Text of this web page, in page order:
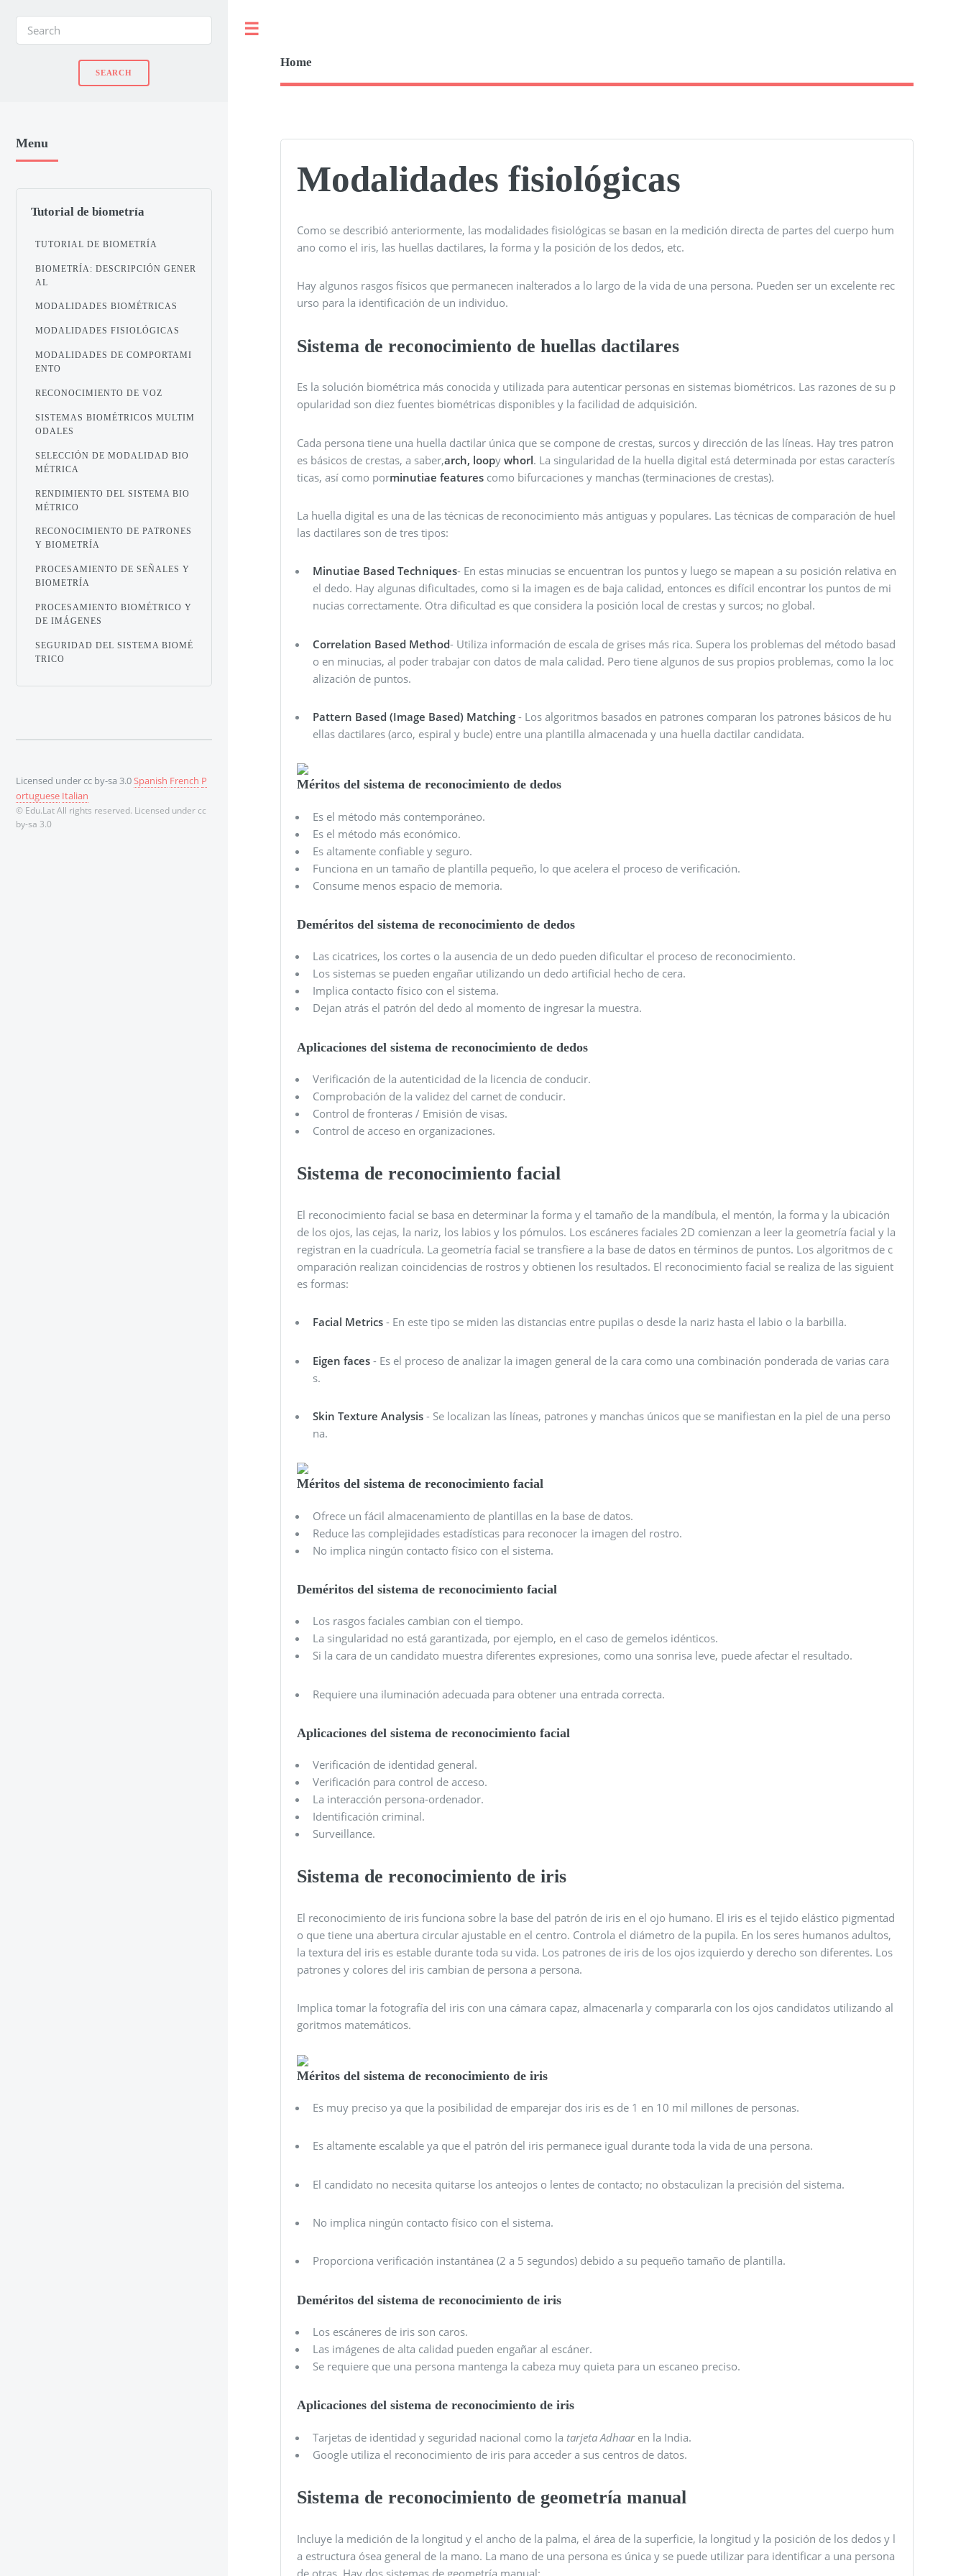
Home
Modalidades fisiológicas
Como se describió anteriormente, las modalidades fisiológicas se basan en la medición directa de partes del cuerpo hum
ano como el iris, las huellas dactilares, la forma y la posición de los dedos, etc.
Hay algunos rasgos físicos que permanecen inalterados a lo largo de la vida de una persona. Pueden ser un excelente rec
urso para la identificación de un individuo.
Sistema de reconocimiento de huellas dactilares
Es la solución biométrica más conocida y utilizada para autenticar personas en sistemas biométricos. Las razones de su p
opularidad son diez fuentes biométricas disponibles y la facilidad de adquisición.
Cada persona tiene una huella dactilar única que se compone de crestas, surcos y dirección de las líneas. Hay tres patron
es básicos de crestas, a saber,arch, loopywhorl. La singularidad de la huella digital está determinada por estas caracterís
ticas, así como porminutiae features como bifurcaciones y manchas (terminaciones de crestas).
La huella digital es una de las técnicas de reconocimiento más antiguas y populares. Las técnicas de comparación de huel
las dactilares son de tres tipos:
Minutiae Based Techniques- En estas minucias se encuentran los puntos y luego se mapean a su posición relativa en
el dedo. Hay algunas dificultades, como si la imagen es de baja calidad, entonces es difícil encontrar los puntos de mi
nucias correctamente. Otra dificultad es que considera la posición local de crestas y surcos; no global.
Correlation Based Method- Utiliza información de escala de grises más rica. Supera los problemas del método basad
o en minucias, al poder trabajar con datos de mala calidad. Pero tiene algunos de sus propios problemas, como la loc
alización de puntos.
Pattern Based (Image Based) Matching - Los algoritmos basados ​​en patrones comparan los patrones básicos de hu
ellas dactilares (arco, espiral y bucle) entre una plantilla almacenada y una huella dactilar candidata.
Méritos del sistema de reconocimiento de dedos
Es el método más contemporáneo.
Es el método más económico.
Es altamente confiable y seguro.
Funciona en un tamaño de plantilla pequeño, lo que acelera el proceso de verificación.
Consume menos espacio de memoria.
Deméritos del sistema de reconocimiento de dedos
Las cicatrices, los cortes o la ausencia de un dedo pueden dificultar el proceso de reconocimiento.
Los sistemas se pueden engañar utilizando un dedo artificial hecho de cera.
Implica contacto físico con el sistema.
Dejan atrás el patrón del dedo al momento de ingresar la muestra.
Aplicaciones del sistema de reconocimiento de dedos
Verificación de la autenticidad de la licencia de conducir.
Comprobación de la validez del carnet de conducir.
Control de fronteras / Emisión de visas.
Control de acceso en organizaciones.
Sistema de reconocimiento facial
El reconocimiento facial se basa en determinar la forma y el tamaño de la mandíbula, el mentón, la forma y la ubicación
de los ojos, las cejas, la nariz, los labios y los pómulos. Los escáneres faciales 2D comienzan a leer la geometría facial y la
registran en la cuadrícula. La geometría facial se transfiere a la base de datos en términos de puntos. Los algoritmos de c
omparación realizan coincidencias de rostros y obtienen los resultados. El reconocimiento facial se realiza de las siguient
es formas:
Facial Metrics - En este tipo se miden las distancias entre pupilas o desde la nariz hasta el labio o la barbilla.
Eigen faces - Es el proceso de analizar la imagen general de la cara como una combinación ponderada de varias cara
s.
Skin Texture Analysis - Se localizan las líneas, patrones y manchas únicos que se manifiestan en la piel de una perso
na.
Méritos del sistema de reconocimiento facial
Ofrece un fácil almacenamiento de plantillas en la base de datos.
Reduce las complejidades estadísticas para reconocer la imagen del rostro.
No implica ningún contacto físico con el sistema.
Deméritos del sistema de reconocimiento facial
Los rasgos faciales cambian con el tiempo.
La singularidad no está garantizada, por ejemplo, en el caso de gemelos idénticos.
Si la cara de un candidato muestra diferentes expresiones, como una sonrisa leve, puede afectar el resultado.
Requiere una iluminación adecuada para obtener una entrada correcta.
Aplicaciones del sistema de reconocimiento facial
Verificación de identidad general.
Verificación para control de acceso.
La interacción persona-ordenador.
Identificación criminal.
Surveillance.
Sistema de reconocimiento de iris
El reconocimiento de iris funciona sobre la base del patrón de iris en el ojo humano. El iris es el tejido elástico pigmentad
o que tiene una abertura circular ajustable en el centro. Controla el diámetro de la pupila. En los seres humanos adultos,
la textura del iris es estable durante toda su vida. Los patrones de iris de los ojos izquierdo y derecho son diferentes. Los
patrones y colores del iris cambian de persona a persona.
Implica tomar la fotografía del iris con una cámara capaz, almacenarla y compararla con los ojos candidatos utilizando al
goritmos matemáticos.
Méritos del sistema de reconocimiento de iris
Es muy preciso ya que la posibilidad de emparejar dos iris es de 1 en 10 mil millones de personas.
Es altamente escalable ya que el patrón del iris permanece igual durante toda la vida de una persona.
El candidato no necesita quitarse los anteojos o lentes de contacto; no obstaculizan la precisión del sistema.
No implica ningún contacto físico con el sistema.
Proporciona verificación instantánea (2 a 5 segundos) debido a su pequeño tamaño de plantilla.
Deméritos del sistema de reconocimiento de iris
Los escáneres de iris son caros.
Las imágenes de alta calidad pueden engañar al escáner.
Se requiere que una persona mantenga la cabeza muy quieta para un escaneo preciso.
Aplicaciones del sistema de reconocimiento de iris
Tarjetas de identidad y seguridad nacional como la tarjeta Adhaaren la India.
Google utiliza el reconocimiento de iris para acceder a sus centros de datos.
Sistema de reconocimiento de geometría manual
Incluye la medición de la longitud y el ancho de la palma, el área de la superficie, la longitud y la posición de los dedos y l
a estructura ósea general de la mano. La mano de una persona es única y se puede utilizar para identificar a una persona
de otras. Hay dos sistemas de geometría manual:
Menu
Tutorial de biometría
TUTORIAL DE BIOMETRÍA
BIOMETRÍA: DESCRIPCIÓN GENER
AL
MODALIDADES BIOMÉTRICAS
MODALIDADES FISIOLÓGICAS
MODALIDADES DE COMPORTAMI
ENTO
RECONOCIMIENTO DE VOZ
SISTEMAS BIOMÉTRICOS MULTIM
ODALES
SELECCIÓN DE MODALIDAD BIO
MÉTRICA
RENDIMIENTO DEL SISTEMA BIO
MÉTRICO
RECONOCIMIENTO DE PATRONES
Y BIOMETRÍA
PROCESAMIENTO DE SEÑALES Y
BIOMETRÍA
PROCESAMIENTO BIOMÉTRICO Y
DE IMÁGENES
SEGURIDAD DEL SISTEMA BIOMÉ
TRICO
Licensed under cc by-sa 3.0Spanish French P
ortuguese Italian
© Edu.Lat All rights reserved. Licensed under cc
by-sa 3.0